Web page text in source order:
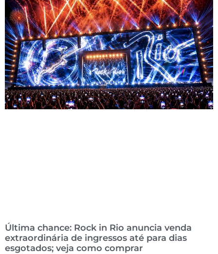
Última chance: Rock in Rio anuncia venda
extraordinária de ingressos até para dias
esgotados; veja como comprar